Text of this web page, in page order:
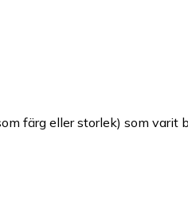
färg eller storlek) som